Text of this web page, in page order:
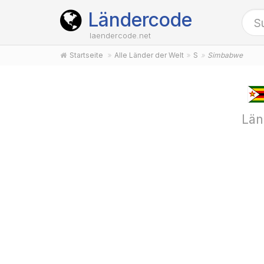
Ländercode
laendercode.net
Startseite Alle Länder der Welt S Simbabwe